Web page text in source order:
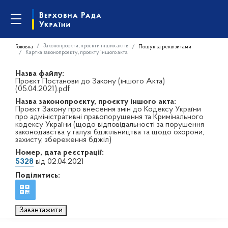
Головна Законопроєкти, проєкти інших актів
Пошук за реквізитами
Картка законопроєкту, проєкту іншого акта
Назва файлу:
Проєкт Постанови до Закону (іншого Акта)
(05.04.2021).pdf
Назва законопроєкту, проєкту іншого акта:
Проєкт Закону про внесення змін до Кодексу України
про адміністративні правопорушення та Кримінального
кодексу України (щодо відповідальності за порушення
законодавства у галузі бджільництва та щодо охорони,
захисту, збереження бджіл)
Номер, дата реєстрації:
5328 від 02.04.2021
Поділитись:
Завантажити